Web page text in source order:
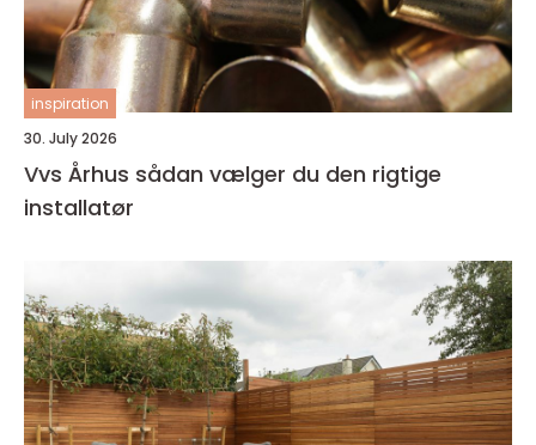
inspiration
30. July 2026
Vvs Århus sådan vælger du den rigtige
installatør